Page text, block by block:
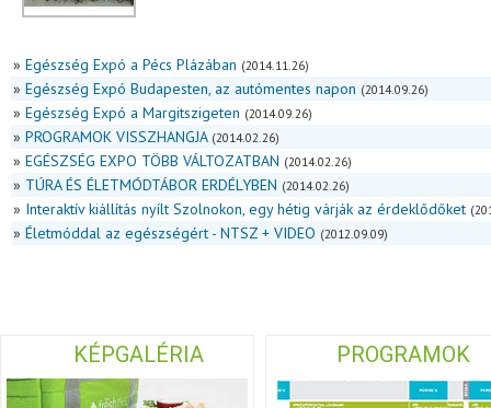
» Egészség Expó a Pécs Plázában (2014.11.26)
» Egészség Expó Budapesten, az autómentes napon (2014.09.26)
» Egészség Expó a Margitszigeten (2014.09.26)
» PROGRAMOK VISSZHANGJA (2014.02.26)
» EGÉSZSÉG EXPO TÖBB VÁLTOZATBAN (2014.02.26)
» TÚRA ÉS ÉLETMÓDTÁBOR ERDÉLYBEN (2014.02.26)
» Interaktív kiállítás nyílt Szolnokon, egy hétig várják az érdeklődőket
» Életmóddal az egészségért - NTSZ + VIDEO (2012.09.09)
KÉPGALÉRIA PROGRAMOK